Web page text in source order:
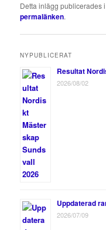
Detta inlägg publicerades i
permalänken.
NYPUBLICERAT
Resultat
2026/08/02
Uppdaterad
2026/07/09